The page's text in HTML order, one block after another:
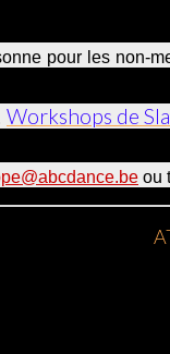
pour les non-
Workshops de
ou